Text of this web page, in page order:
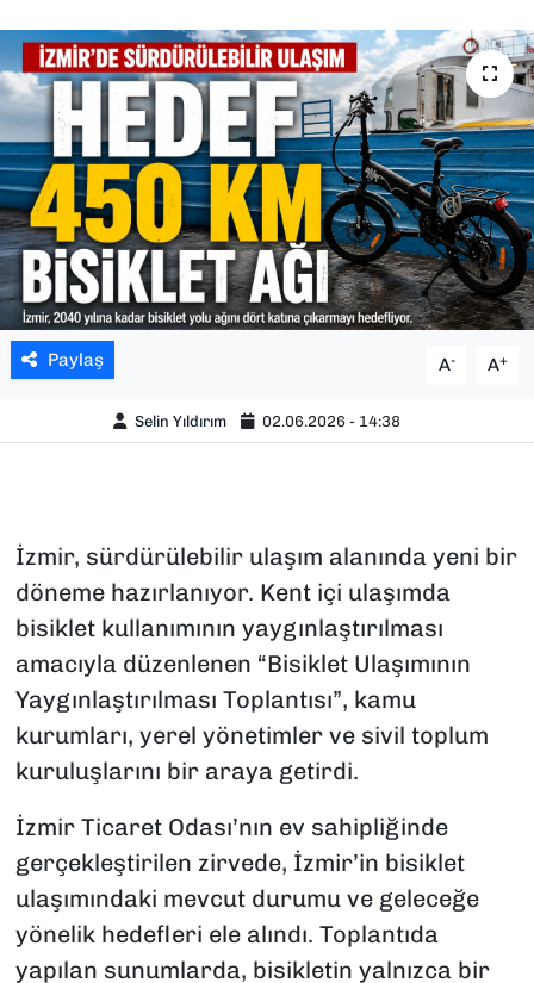
Paylaş A- A+
Selin Yıldırım 02.06.2026 - 14:38
İzmir, sürdürülebilir ulaşım alanında yeni bir
döneme hazırlanıyor. Kent içi ulaşımda
bisiklet kullanımının yaygınlaştırılması
amacıyla düzenlenen “Bisiklet Ulaşımının
Yaygınlaştırılması Toplantısı”, kamu
kurumları, yerel yönetimler ve sivil toplum
kuruluşlarını bir araya getirdi.
İzmir Ticaret Odası’nın ev sahipliğinde
gerçekleştirilen zirvede, İzmir’in bisiklet
ulaşımındaki mevcut durumu ve geleceğe
yönelik hedefleri ele alındı. Toplantıda
yapılan sunumlarda, bisikletin yalnızca bir
YAŞAM
YEREL YÖNETİMLER